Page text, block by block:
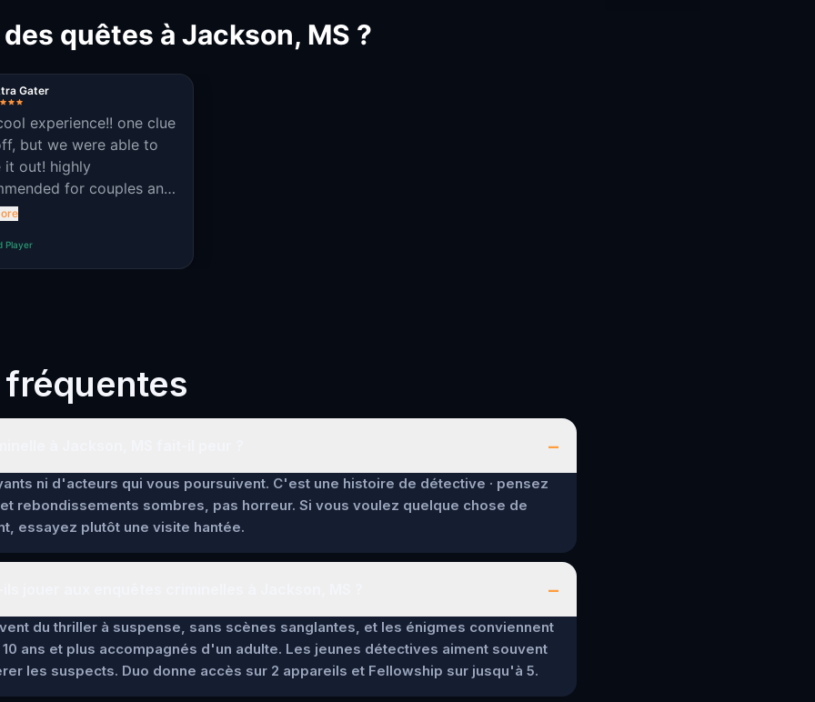
quêtes à Jackson, MS ?
Gater
experience!! one clue
but we were able to
it out! highly
for couples and
Player
–
ni d'acteurs qui vous poursuivent. C'est une histoire de détective · pensez
rebondissements sombres, pas horreur. Si vous voulez quelque chose de
essayez plutôt une visite hantée.
–
du thriller à suspense, sans scènes sanglantes, et les énigmes conviennent
ans et plus accompagnés d'un adulte. Les jeunes détectives aiment souvent
les suspects. Duo donne accès sur 2 appareils et Fellowship sur jusqu'à 5.